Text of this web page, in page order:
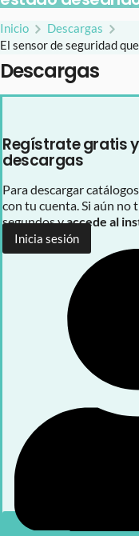
Inicio
Descargas
El sensor de seguridad
Descargas
Regístrate gratis
descargas
Para descargar
con tu cuenta. Si aún no
segundos yaccede al
Inicia sesión